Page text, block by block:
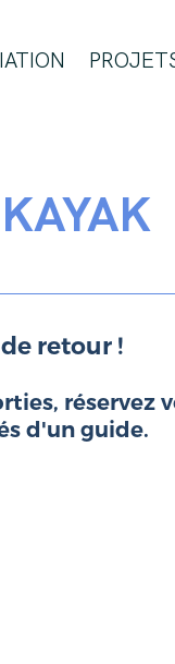
retour !
d'un guide.